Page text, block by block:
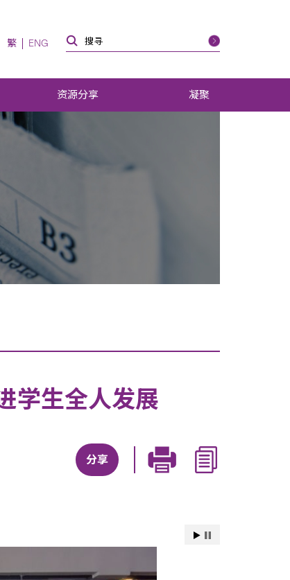
繁 ENG
资源分享 凝聚
学生全人发展
分享